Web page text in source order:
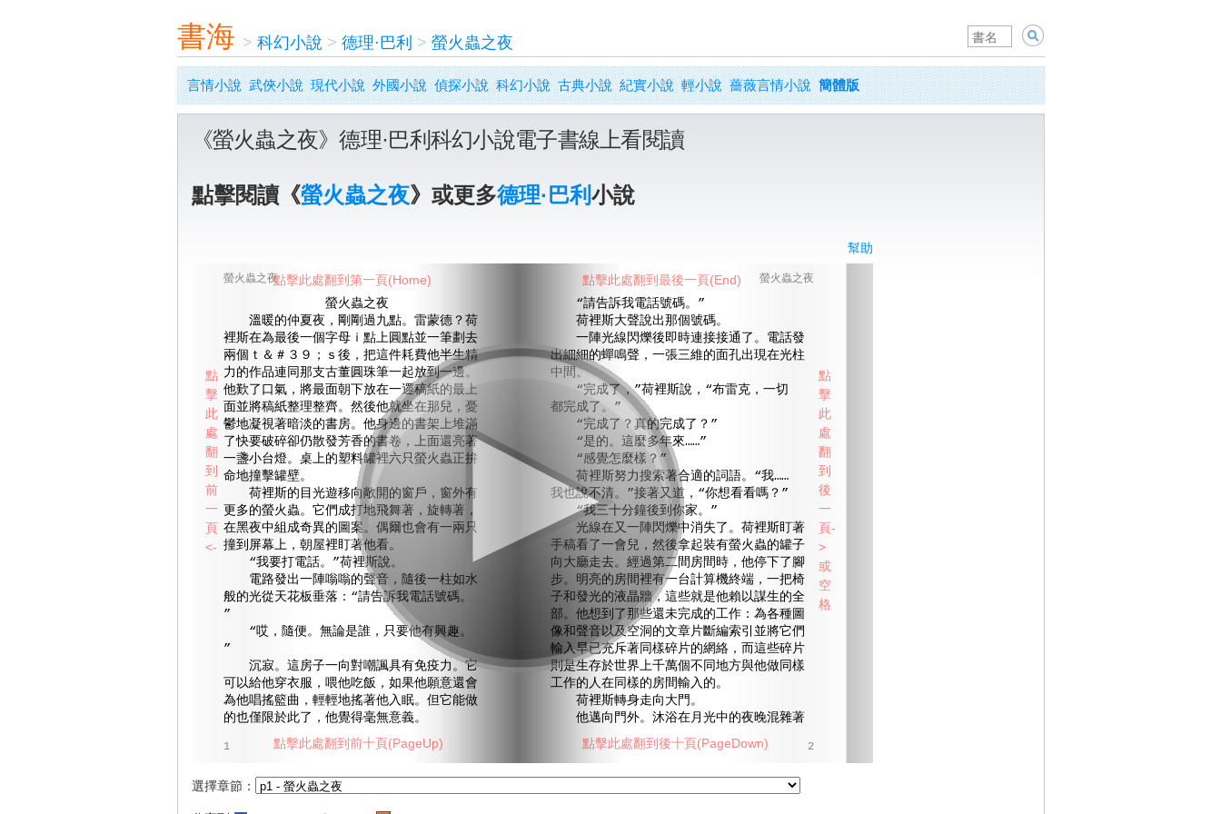
書海 > 科幻小說 > 德理·巴利 > 螢火蟲之夜
言情小說 武俠小說 現代小說 外國小說 偵探小說 科幻小說 古典小說 紀實小說 輕小說 薔薇言情小說 簡體版
《螢火蟲之夜》德理·巴利科幻小說電子書線上看閱讀
點擊閱讀《螢火蟲之夜》或更多德理·巴利小說
幫助
螢火蟲之夜 螢火蟲之夜
螢火蟲之夜
溫暖的仲夏夜，剛剛過九點。雷蒙德？荷
裡斯在為最後一個字母ｉ點上圓點並一筆劃去
兩個ｔ＆＃３９；ｓ後，把這件耗費他半生精
力的作品連同那支古董圓珠筆一起放到一邊。
他歎了口氣，將最面朝下放在一遝稿紙的最上
面並將稿紙整理整齊。然後他就坐在那兒，憂
鬱地凝視著暗淡的書房。他身邊的書架上堆滿
了快要破碎卻仍散發芳香的書卷，上面還亮著
一盞小台燈。桌上的塑料罐裡六只螢火蟲正拚
命地撞擊罐壁。
荷裡斯的目光遊移向敞開的窗戶，窗外有
更多的螢火蟲。它們成打地飛舞著，旋轉著，
在黑夜中組成奇異的圖案。偶爾也會有一兩只
撞到屏幕上，朝屋裡盯著他看。
“我要打電話。”荷裡斯說。
電路發出一陣嗡嗡的聲音，隨後一柱如水
般的光從天花板垂落：“請告訴我電話號碼。
”
“哎，隨便。無論是誰，只要他有興趣。
”
沉寂。這房子一向對嘲諷具有免疫力。它
可以給他穿衣服，喂他吃飯，如果他願意還會
為他唱搖籃曲，輕輕地搖著他入眠。但它能做
的也僅限於此了，他覺得毫無意義。
“請告訴我電話號碼。”
荷裡斯大聲說出那個號碼。
一陣光線閃爍後即時連接接通了。電話發
出細細的蟬鳴聲，一張三維的面孔出現在光柱
中間。
“完成了，”荷裡斯說，“布雷克，一切
都完成了。”
“完成了？真的完成了？”
“是的。這麼多年來……”
“感覺怎麼樣？”
荷裡斯努力搜索著合適的詞語。“我……
我也說不清。”接著又道，“你想看看嗎？”
“我三十分鐘後到你家。”
光線在又一陣閃爍中消失了。荷裡斯盯著
手稿看了一會兒，然後拿起裝有螢火蟲的罐子
向大廳走去。經過第二間房間時，他停下了腳
步。明亮的房間裡有一台計算機終端，一把椅
子和發光的液晶牆，這些就是他賴以謀生的全
部。他想到了那些還未完成的工作：為各種圖
像和聲音以及空洞的文章片斷編索引並將它們
輸入早已充斥著同樣碎片的網絡，而這些碎片
則是生存於世界上千萬個不同地方與他做同樣
工作的人在同樣的房間輸入的。
荷裡斯轉身走向大門。
他邁向門外。沐浴在月光中的夜晚混雜著
1 2
選擇章節：
點擊此處翻到第一頁(Home) 點擊此處翻到最後一頁(End)
點擊此處翻到前十頁(PageUp) 點擊此處翻到後十頁(PageDown)
點
擊
此
處
翻
到
前
一
頁
<-
點
擊
此
處
翻
到
後
一
頁-
>
或
空
格